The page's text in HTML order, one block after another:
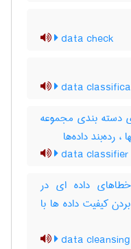
data check
data
دسته بندی مجموعه
، رده‌بند داده‌ها
data classifier
داده ای در
کیفیت داده ها با
data cleansing